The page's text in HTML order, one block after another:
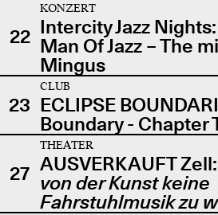
22
KONZERT
Intercity Jazz
Man Of Jazz – The
Mingus
23
CLUB
ECLIPSE
Boundary - Chapter
27
THEATER
AUSVERKAUFT
von der Kunst keine
Fahrstuhlmusik zu